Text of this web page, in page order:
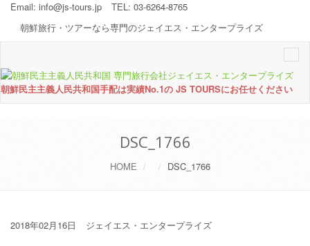
Email: info@js-tours.jp
TEL: 03-6264-8765
朝鮮旅行・ツアーなら専門のジェイエス・エンタープライズ
朝鮮民主主義人民共和国手配は実績No.1の JS TOURSにお任せください
DSC_1766
HOME DSC_1766
2018年02月16日 ジェイエス・エンタープライズ